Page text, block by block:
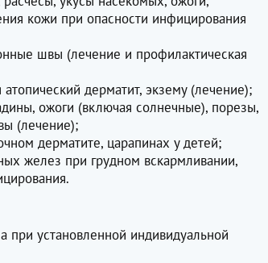
кожи при опасности инфицирования
швы (лечение и профилактическая
дерматит, экзему (лечение);
ожоги (включая солнечные), порезы,
(лечение);
дерматите, царапинах у детей;
желез при грудном вскармливании,
при установленной индивидуальной